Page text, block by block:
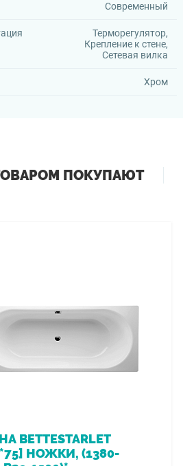
Современный
Терморегулятор,
Крепление к стене,
Сетевая вилка
Хром
ПОКУПАЮТ
BETTESTARLET
НОЖКИ, (1380-